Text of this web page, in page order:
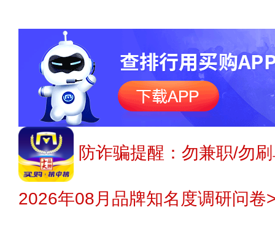
防诈骗提醒：勿兼职/勿
2026年08月品牌知名度调研问卷